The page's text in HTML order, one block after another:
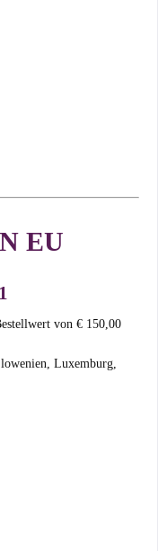
EU
von € 150,00
Luxemburg,